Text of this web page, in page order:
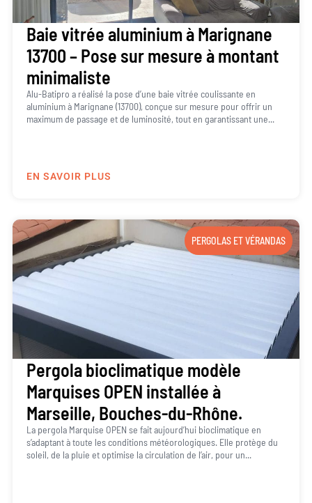
Baie vitrée aluminium à Marignane
13700 – Pose sur mesure à montant
minimaliste
Alu-Batipro a réalisé la pose d’une baie vitrée coulissante en
aluminium à Marignane (13700), conçue sur mesure pour offrir un
maximum de passage et de luminosité, tout en garantissant une...
EN SAVOIR PLUS
PERGOLAS ET VÉRANDAS
Pergola bioclimatique modèle
Marquises OPEN installée à
Marseille, Bouches-du-Rhône.
La pergola Marquise OPEN se fait aujourd’hui bioclimatique en
s’adaptant à toute les conditions météorologiques. Elle protège du
soleil, de la pluie et optimise la circulation de l’air, pour un...